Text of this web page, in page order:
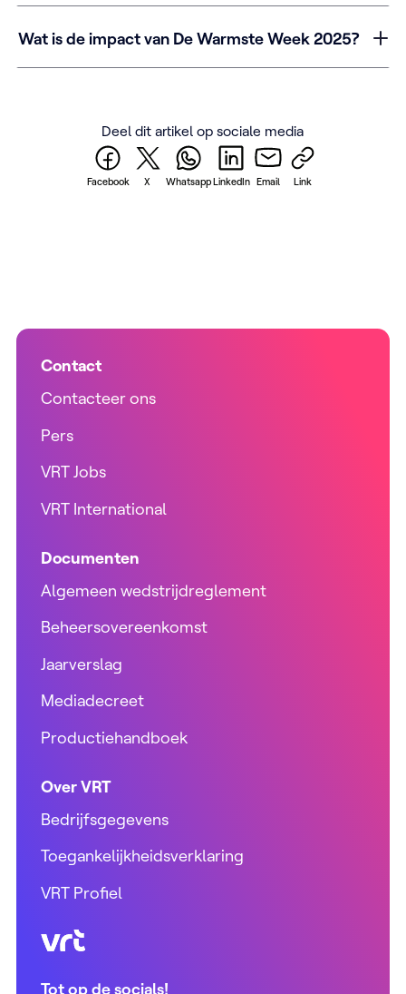
Wat is de impact van De Warmste Week 2025?
Deel dit artikel op sociale media
Facebook X WhatsappLinkedIn Email Link
Contact
Contacteer ons
Pers
VRT Jobs
VRT International
Documenten
Algemeen wedstrijdreglement
Beheersovereenkomst
Jaarverslag
Mediadecreet
Productiehandboek
Over VRT
Bedrijfsgegevens
Toegankelijkheidsverklaring
VRT Profiel
VRT (home)
Tot op de socials!